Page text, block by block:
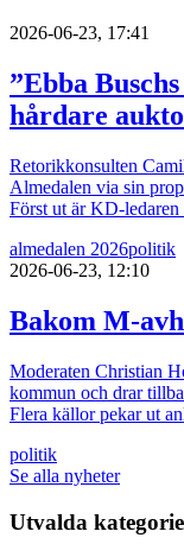
2026-06-23, 17:41
”Ebba
hårdare
Retorikkonsulten
Almedalen via sin
Först ut är KD-ledaren
almedalen 2026politik
2026-06-23, 12:10
Bakom M-
Moderaten Christian
kommun och drar
Flera källor pekar ut
politik
Se alla nyheter
Utvalda